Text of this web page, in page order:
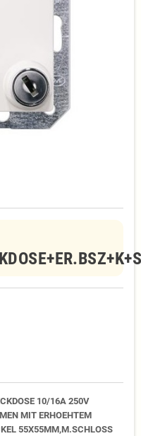
10/16A 250V
MIT ERHOEHTEM
55X55MM,M.SCHLOSS